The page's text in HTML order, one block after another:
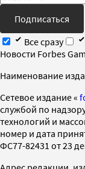
Подписаться
Все сразу
Новости Forbes
Наименование
Cетевое издание «
службой по
технологий и
номер и дата
ФС77-82431 от 23